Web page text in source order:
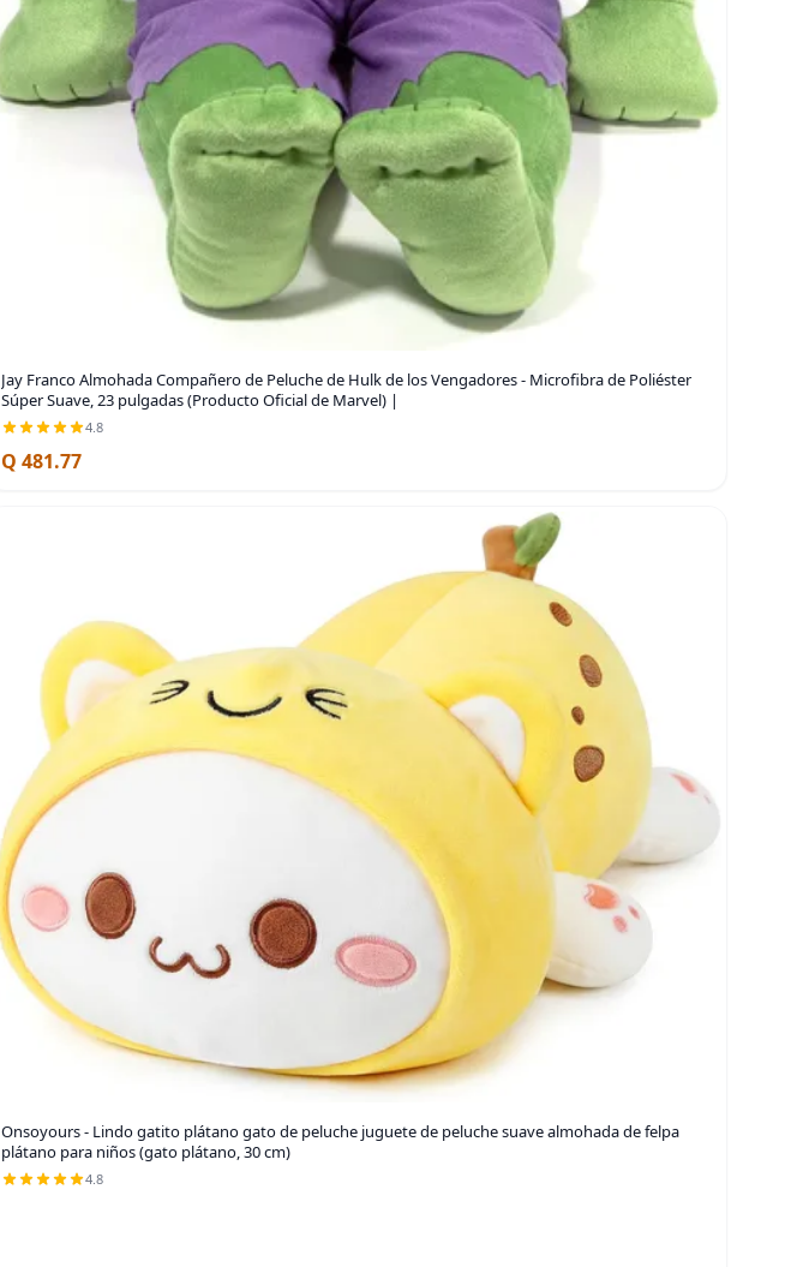
Jay Franco Almohada Compañero de Peluche de Hulk de los Vengadores - Microfibra de Poliéster
Súper Suave, 23 pulgadas (Producto Oficial de Marvel) |
4.8
Q 481.77
Onsoyours - Lindo gatito plátano gato de peluche juguete de peluche suave almohada de felpa
plátano para niños (gato plátano, 30 cm)
4.8